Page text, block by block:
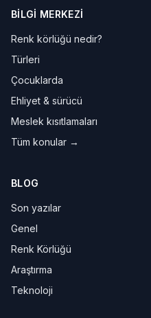
BILGI MERKEZI
Renk körlüğü nedir?
Türleri
Çocuklarda
Ehliyet & sürücü
Meslek kısıtlamaları
Tüm konular →
BLOG
Son yazılar
Genel
Renk Körlüğü
Araştırma
Teknoloji